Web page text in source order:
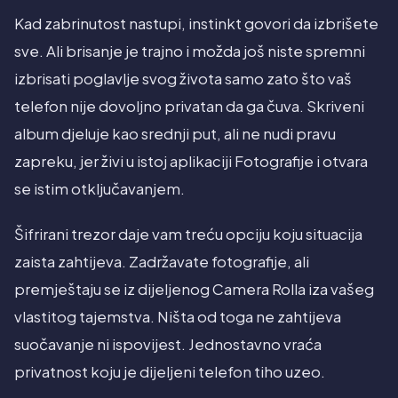
Kad zabrinutost nastupi, instinkt govori da izbrišete
sve. Ali brisanje je trajno i možda još niste spremni
izbrisati poglavlje svog života samo zato što vaš
telefon nije dovoljno privatan da ga čuva. Skriveni
album djeluje kao srednji put, ali ne nudi pravu
zapreku, jer živi u istoj aplikaciji Fotografije i otvara
se istim otključavanjem.
Šifrirani trezor daje vam treću opciju koju situacija
zaista zahtijeva. Zadržavate fotografije, ali
premještaju se iz dijeljenog Camera Rolla iza vašeg
vlastitog tajemstva. Ništa od toga ne zahtijeva
suočavanje ni ispovijest. Jednostavno vraća
privatnost koju je dijeljeni telefon tiho uzeo.